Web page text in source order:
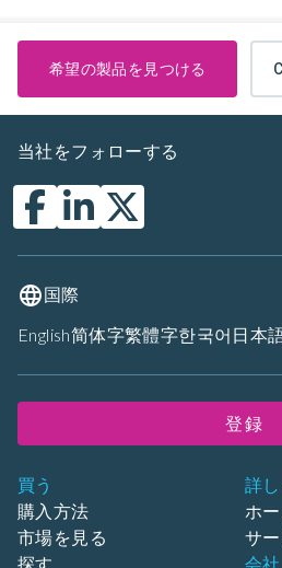
希望の製品を見つける
買う
購入方法
市場を見る
探す
詳
ホ
サ
会社
当社をフォローする
国際
English简体字繁體字한국어 日本
登録